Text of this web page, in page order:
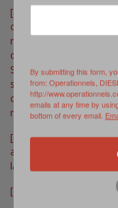
[2]
conjointe entre les
remonte à 2013
dans son excellent
Sahel » , page 132 >>>
selon d’autres, elle
citée dans >>>https://
recherche-
[3]
Voir par exemple :
avec-le-general-de-
la-force-conjointe-du-g5-
[4]
www.editions-
By submitting this form,
from: Operationnels,
http://
emails at any time by
bottom of every email.